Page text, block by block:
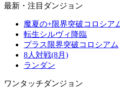
最新・注目ダンジョン
魔夏の+限界突破コロシア
転生シルヴィ降臨
プラス限界突破コロシアム
8人対戦(8月)
ランダン
ワンタッチダンジョン